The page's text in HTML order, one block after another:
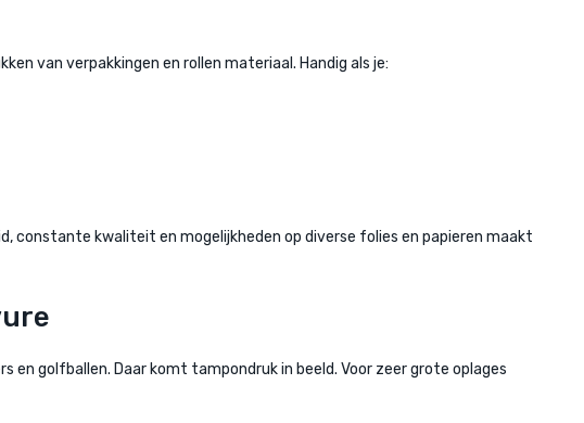
van verpakkingen en rollen materiaal. Handig als je:
constante kwaliteit en mogelijkheden op diverse folies en papieren maakt
en golfballen. Daar komt tampondruk in beeld. Voor zeer grote oplages